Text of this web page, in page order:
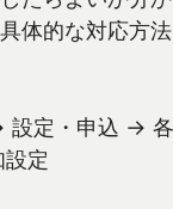
体的な対応方
定・申込 → 各
定